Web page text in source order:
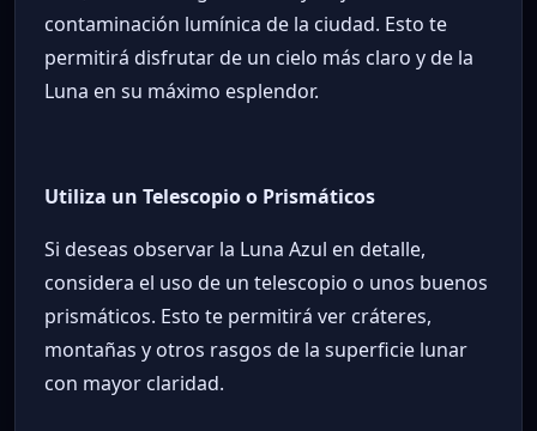
contaminación lumínica de la ciudad. Esto te
permitirá disfrutar de un cielo más claro y de la
Luna en su máximo esplendor.
Utiliza un Telescopio o Prismáticos
Si deseas observar la Luna Azul en detalle,
considera el uso de un telescopio o unos buenos
prismáticos. Esto te permitirá ver cráteres,
montañas y otros rasgos de la superficie lunar
con mayor claridad.